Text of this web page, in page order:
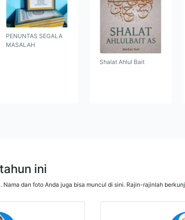
PENUNTAS SEGALA
MASALAH
Shalat Ahlul Bait
ini
Nama dan foto Anda juga bisa muncul di sini. Rajin-rajinlah